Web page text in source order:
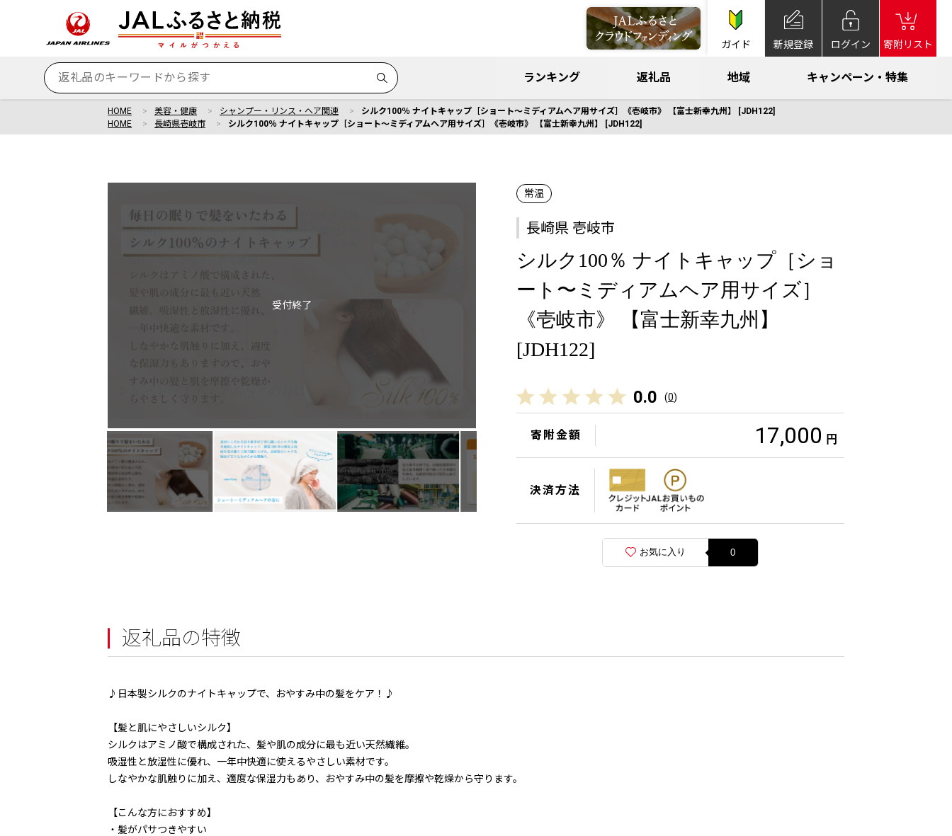
ガイド 新規登録 ログイン 寄附リスト
ランキング 返礼品 地域 キャンペーン・特集
HOME 美容・健康 シャンプー・リンス・ヘア関連
シルク100％ ナイトキャップ［ショート〜ミディアムヘア用サイズ］《壱岐市》 【富士新幸九州】 [JDH122]
HOME
長崎県壱岐市 シルク100％ ナイトキャップ［ショート〜ミディアムヘア用サイズ］《壱岐市》 【富士新幸九州】 [JDH122]
常温
長崎県 壱岐市
シルク100％ ナイトキャップ［ショ
ート〜ミディアムヘア用サイズ］
《壱岐市》 【富士新幸九州】
[JDH122]
0.0 (0)
寄附金額 17,000 円
決済方法
お気に入り 0
受付終了
返礼品の特徴
♪日本製シルクのナイトキャップで、おやすみ中の髪をケア！♪
【髪と肌にやさしいシルク】
シルクはアミノ酸で構成された、髪や肌の成分に最も近い天然繊維。
吸湿性と放湿性に優れ、一年中快適に使えるやさしい素材です。
しなやかな肌触りに加え、適度な保湿力もあり、おやすみ中の髪を摩擦や乾燥から守ります。
【こんな方におすすめ】
・髪がパサつきやすい